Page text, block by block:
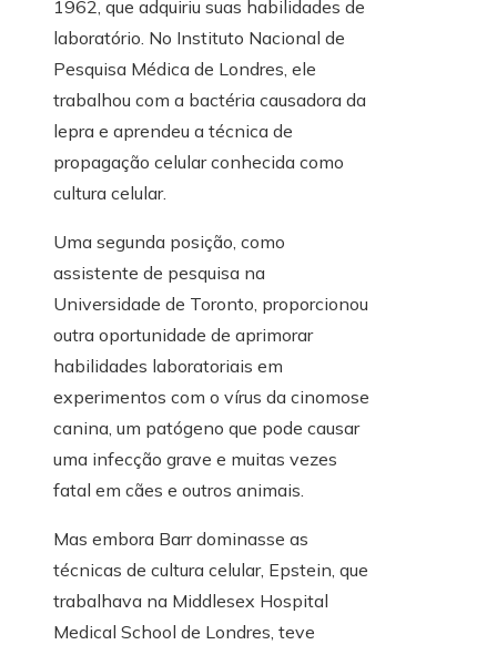
1962, que adquiriu suas habilidades de
laboratório. No Instituto Nacional de
Pesquisa Médica de Londres, ele
trabalhou com a bactéria causadora da
lepra e aprendeu a técnica de
propagação celular conhecida como
cultura celular.
Uma segunda posição, como
assistente de pesquisa na
Universidade de Toronto, proporcionou
outra oportunidade de aprimorar
habilidades laboratoriais em
experimentos com o vírus da cinomose
canina, um patógeno que pode causar
uma infecção grave e muitas vezes
fatal em cães e outros animais.
Mas embora Barr dominasse as
técnicas de cultura celular, Epstein, que
trabalhava na Middlesex Hospital
Medical School de Londres, teve